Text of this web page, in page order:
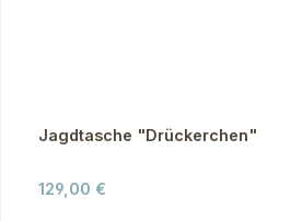
Jagdtasche "Drückerchen"
Regulärer Preis:
129,00 €